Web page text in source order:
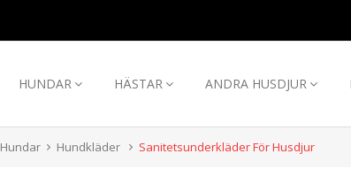
HUNDAR HÄSTAR ANDRA HUSDJUR
Hundar Hundkläder Sanitetsunderkläder För Husdjur